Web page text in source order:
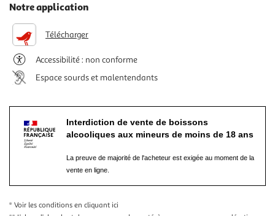
Notre application
Télécharger
Accessibilité : non conforme
Espace sourds et malentendants
Interdiction de vente de boissons
alcooliques aux mineurs de moins de 18 ans
La preuve de majorité de l'acheteur est exigée au moment de la
vente en ligne.
* Voir les conditions en cliquant ici